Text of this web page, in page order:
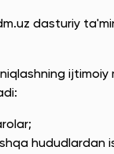
dasturiy
ijtimoiy
hududlardan